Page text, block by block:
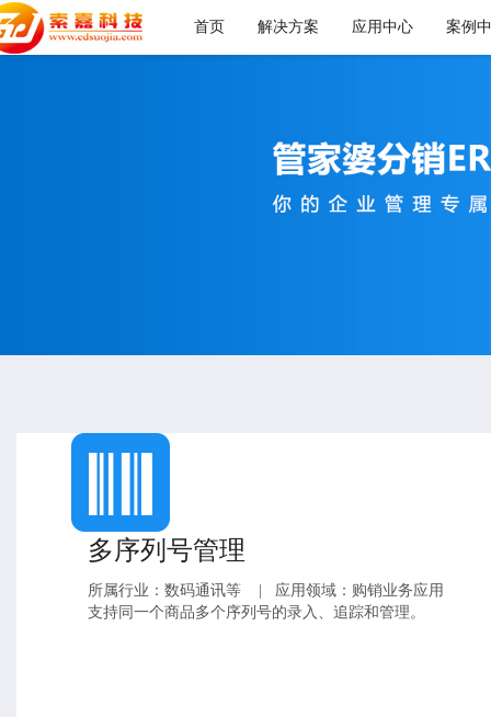
首页 解决方案 应用中心 案例
多序列号管理
所属行业：数码通讯等
应用领域：购销业务应用
支持同一个商品多个序列号的录入、追踪和管理。